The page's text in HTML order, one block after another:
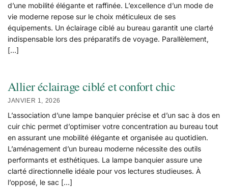
d’une mobilité élégante et raffinée. L’excellence d’un mode de
vie moderne repose sur le choix méticuleux de ses
équipements. Un éclairage ciblé au bureau garantit une clarté
indispensable lors des préparatifs de voyage. Parallèlement,
[…]
Allier éclairage ciblé et confort chic
JANVIER 1, 2026
L’association d’une lampe banquier précise et d’un sac à dos en
cuir chic permet d’optimiser votre concentration au bureau tout
en assurant une mobilité élégante et organisée au quotidien.
L’aménagement d’un bureau moderne nécessite des outils
performants et esthétiques. La lampe banquier assure une
clarté directionnelle idéale pour vos lectures studieuses. À
l’opposé, le sac […]